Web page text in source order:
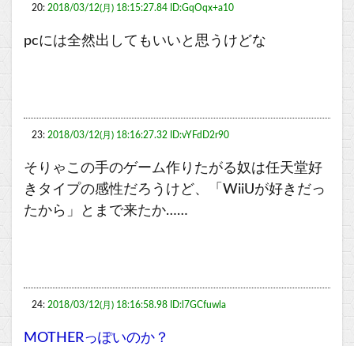
20: 2018/03/12(月) 18:15:27.84 ID:GqOqx+a10
pcには全然出してもいいと思うけどな
23: 2018/03/12(月) 18:16:27.32 ID:vYFdD2r90
そりゃこの手のゲーム作りたがる奴は任天堂好
きタイプの感性だろうけど、「WiiUが好きだっ
たから」とまで来たか……
24: 2018/03/12(月) 18:16:58.98 ID:l7GCfuwla
MOTHERっぽいのか？